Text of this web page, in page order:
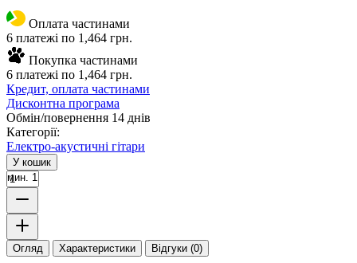
Оплата частинами
6 платежі по 1,464 грн.
Покупка частинами
6 платежі по 1,464 грн.
Кредит, оплата частинами
Дисконтна програма
Обмін/повернення 14 днів
Категорії:
Електро-акустичні гітари
У кошик
мин. 1
Огляд Характеристики Відгуки (0)